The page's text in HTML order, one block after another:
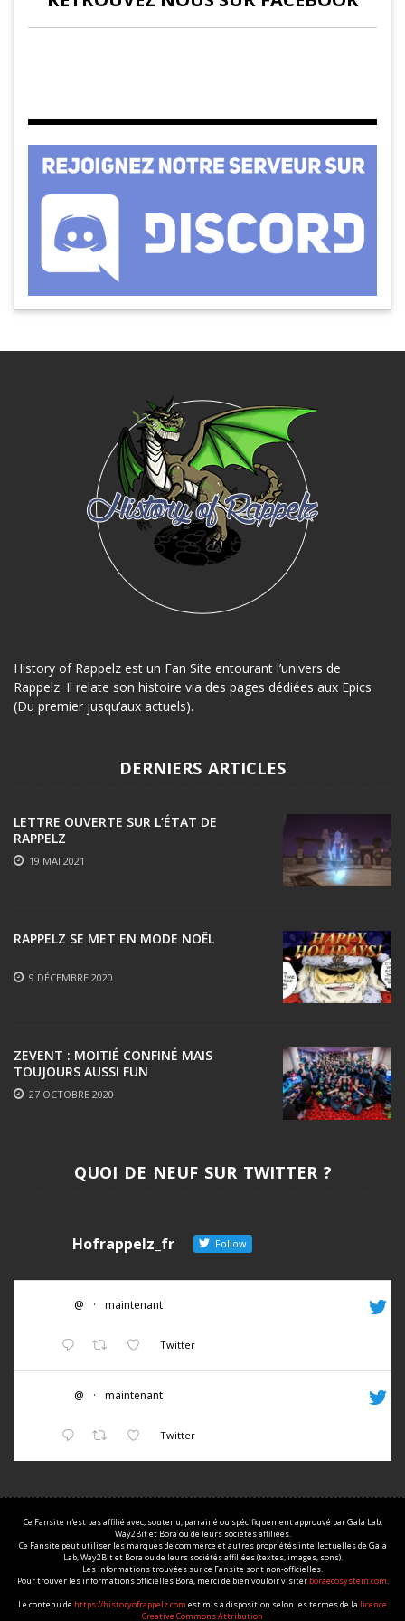
History of Rappelz est un Fan Site entourant l’univers de
Rappelz. Il relate son histoire via des pages dédiées aux Epics
(Du premier jusqu’aux actuels).
DERNIERS ARTICLES
LETTRE OUVERTE SUR L’ÉTAT DE
RAPPELZ
19 MAI 2021
RAPPELZ SE MET EN MODE NOËL
9 DÉCEMBRE 2020
ZEVENT : MOITIÉ CONFINÉ MAIS
TOUJOURS AUSSI FUN
27 OCTOBRE 2020
QUOI DE NEUF SUR TWITTER ?
Hofrappelz_fr Follow
@ · maintenant
Twitter
@ · maintenant
Twitter
Ce Fansite n'est pas affilié avec, soutenu, parrainé ou spécifiquement approuvé par Gala Lab,
Way2Bit et Bora ou de leurs sociétés affiliées.
Ce Fansite peut utiliser les marques de commerce et autres propriétés intellectuelles de Gala
Lab, Way2Bit et Bora ou de leurs sociétés affiliées (textes, images, sons).
Les informations trouvées sur ce Fansite sont non-officielles.
Pour trouver les informations officielles Bora, merci de bien vouloir visiter boraecosystem.com.
Le contenu de https://historyofrappelz.com est mis à disposition selon les termes de la licence
Creative Commons Attribution